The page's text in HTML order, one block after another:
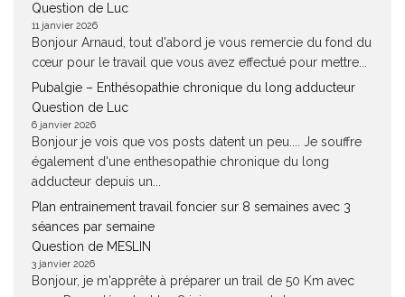
Question de Luc
11 janvier 2026
Bonjour Arnaud, tout d'abord je vous remercie du fond du
cœur pour le travail que vous avez effectué pour mettre...
Pubalgie – Enthésopathie chronique du long adducteur
Question de Luc
6 janvier 2026
Bonjour je vois que vos posts datent un peu.... Je souffre
également d'une enthesopathie chronique du long
adducteur depuis un...
Plan entrainement travail foncier sur 8 semaines avec 3
séances par semaine
Question de MESLIN
3 janvier 2026
Bonjour, je m'apprête à préparer un trail de 50 Km avec